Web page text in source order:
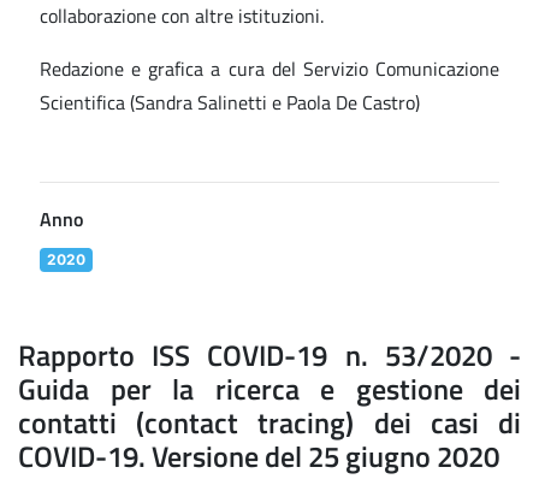
collaborazione con altre istituzioni.
Redazione e grafica a cura del Servizio Comunicazione
Scientifica (Sandra Salinetti e Paola De Castro)
Anno
2020
Rapporto ISS COVID-19 n. 53/2020 -
Guida per la ricerca e gestione dei
contatti (contact tracing) dei casi di
COVID-19. Versione del 25 giugno 2020